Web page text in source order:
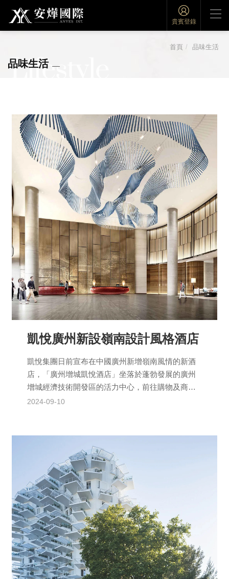
貴賓登錄
Lifestyle
品味生活
首頁 品味生活
凱悅廣州新設嶺南設計風格酒店
凱悅集團日前宣布在中國廣州新增嶺南風情的新酒
店，「廣州增城凱悅酒店」坐落於蓬勃發展的廣州
增城經濟技術開發區的活力中心，前往購物及商業
中心十分方便，僅需10分鐘車程即可抵達廣州東部
2024-09-10